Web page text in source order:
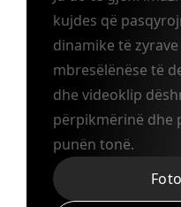
kujdes që
dinamike të
mbresëlënëse të
dhe videoklip
përpikmërinë dhe
punën tonë.​